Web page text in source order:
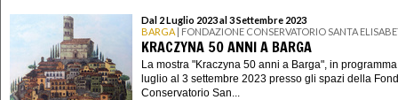
Dal 2 Luglio 2023 al 3 Settembre 2023
BARGA | FONDAZIONE CONSERVATORIO SANTA
KRACZYNA 50 ANNI A BARGA
La mostra "Kraczyna 50 anni a Barga", in
luglio al 3 settembre 2023 presso gli spazi della
Conservatorio San...